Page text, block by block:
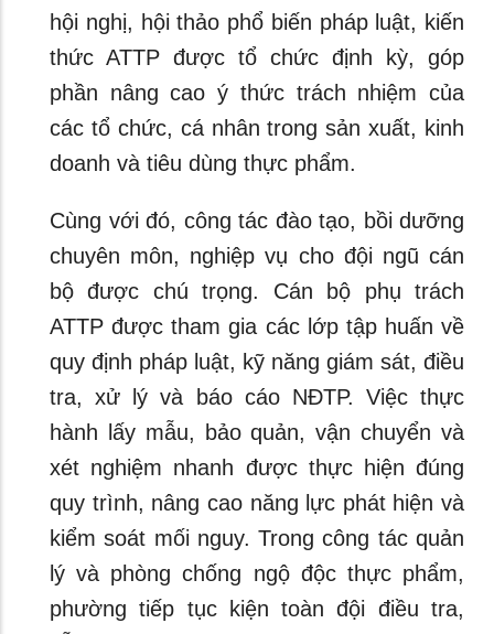
hội nghị, hội thảo phổ biến pháp luật, kiến
thức ATTP được tổ chức định kỳ, góp
phần nâng cao ý thức trách nhiệm của
các tổ chức, cá nhân trong sản xuất, kinh
doanh và tiêu dùng thực phẩm.
Cùng với đó, công tác đào tạo, bồi dưỡng
chuyên môn, nghiệp vụ cho đội ngũ cán
bộ được chú trọng. Cán bộ phụ trách
ATTP được tham gia các lớp tập huấn về
quy định pháp luật, kỹ năng giám sát, điều
tra, xử lý và báo cáo NĐTP. Việc thực
hành lấy mẫu, bảo quản, vận chuyển và
xét nghiệm nhanh được thực hiện đúng
quy trình, nâng cao năng lực phát hiện và
kiểm soát mối nguy. Trong công tác quản
lý và phòng chống ngộ độc thực phẩm,
phường tiếp tục kiện toàn đội điều tra,